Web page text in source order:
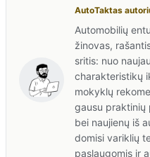
AutoTaktas
Automobilių
žinovas,
sritis: nuo
charakteristikų
mokyklų
gausu praktinių
bei naujienų iš
domisi variklių
paslaugomis ir